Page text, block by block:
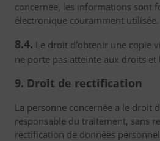
concernée, les informations sont
électronique couramment utilisée.
8.4. Le droit d'obtenir une copie
ne porte pas atteinte aux droits
9. Droit de rectification
La personne concernée a le droit
responsable du traitement, sans
rectification de données